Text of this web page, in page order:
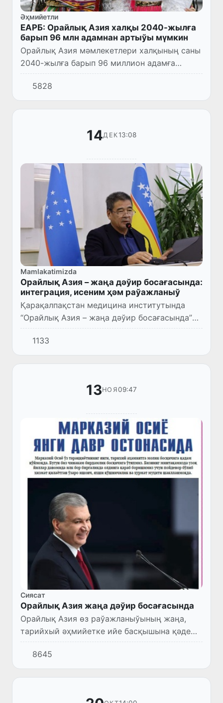
Әҳмийетли
ЕАРБ: Орайлық Азия халқы 2040-жылға
барып 96 млн адамнан артыўы мүмкин
Орайлық Азия мәмлекетлери халқының саны
2040-жылға барып 96 миллион адамға
жетиўи мүмкин, бул болса регион
инфраструктурасына үлкен жүк түседи. Бул
ҳаққында Евроазия раўажланыў бан...
5828
14ДЕК13:08
Mamlakatimizda
Орайлық Азия – жаңа дәўир босағасында:
интеграция, исеним ҳәм раўажланыў
Қарақалпақстан медицина институтында
“Орайлық Азия – жаңа дәўир босағасында”
атамасында илимий-әмелий семинар болып
өтти.1133
13НОЯ09:47
Сиясат
Орайлық Азия жаңа дәўир босағасында
Орайлық Азия өз раўажланыўының жаңа,
тарийхый әҳмийетке ийе басқышына қәдем
қоймақта. Бүгин биз ҳақыйқый тилеклеслик
басқышына өтпектемиз. Бизиң
регионымызда узақ жыллар даўамында...
8645